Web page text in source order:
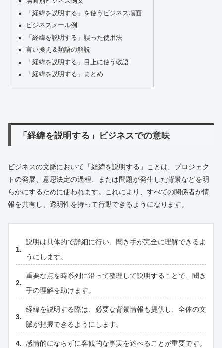
「経緯を説明する」を使うビジネス場面
ビジネスメール例
「経緯を説明する」誤った使用法
言い換え＆類語の解説
「経緯を説明する」目上に使う敬語
「経緯を説明する」まとめ
「経緯を説明する」ビジネスでの意味
ビジネスの文脈において「経緯を説明する」ことは、プロジェク
トの発展、意思決定の過程、または問題が発生した背景などを明
らかにするために使われます。これにより、すべての関係者が情
報を共有し、透明性を持って行動できるようになります。
説明は具体的で詳細に行い、聞き手が完全に理解できるよ
うにします。
重要な点を時系列に沿って整理して説明することで、聞き
手の理解を助けます。
経緯を説明する際は、必要な背景情報も提供し、全体の文
脈が把握できるようにします。
感情的にならずに客観的な事実を述べることが重要です。